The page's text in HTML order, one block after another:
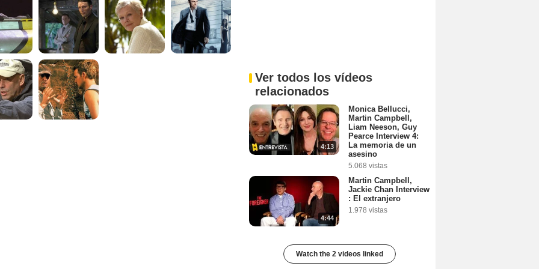
Ver todos los vídeos
relacionados
4:13
Monica Bellucci,
Martin Campbell,
Liam Neeson, Guy
Pearce Interview 4:
La memoria de un
asesino
5.068 vistas
4:44
Martin Campbell,
Jackie Chan Interview
: El extranjero
1.978 vistas
Watch the 2 videos linked